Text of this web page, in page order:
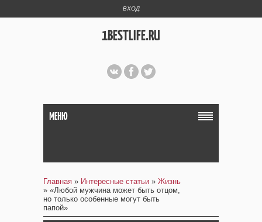
ВХОД
1BESTLIFE.RU
МЕНЮ
Главная » Интересные статьи » Жизнь
» «Любой мужчина может быть отцом,
но только особенные могут быть
папой»